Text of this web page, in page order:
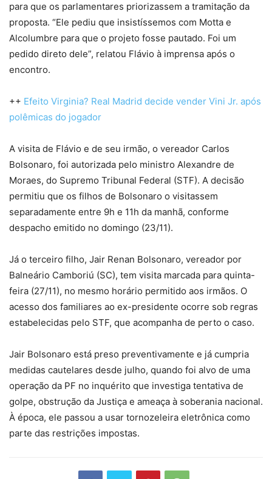
para que os parlamentares priorizassem a tramitação da
proposta. “Ele pediu que insistíssemos com Motta e
Alcolumbre para que o projeto fosse pautado. Foi um
pedido direto dele”, relatou Flávio à imprensa após o
encontro.
++ Efeito Virginia? Real Madrid decide vender Vini Jr. após
polêmicas do jogador
A visita de Flávio e de seu irmão, o vereador Carlos
Bolsonaro, foi autorizada pelo ministro Alexandre de
Moraes, do Supremo Tribunal Federal (STF). A decisão
permitiu que os filhos de Bolsonaro o visitassem
separadamente entre 9h e 11h da manhã, conforme
despacho emitido no domingo (23/11).
Já o terceiro filho, Jair Renan Bolsonaro, vereador por
Balneário Camboriú (SC), tem visita marcada para quinta-
feira (27/11), no mesmo horário permitido aos irmãos. O
acesso dos familiares ao ex-presidente ocorre sob regras
estabelecidas pelo STF, que acompanha de perto o caso.
Jair Bolsonaro está preso preventivamente e já cumpria
medidas cautelares desde julho, quando foi alvo de uma
operação da PF no inquérito que investiga tentativa de
golpe, obstrução da Justiça e ameaça à soberania nacional.
À época, ele passou a usar tornozeleira eletrônica como
parte das restrições impostas.